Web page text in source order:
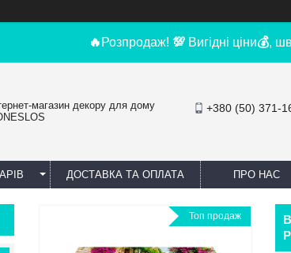
🔥 Розпродаж! 💯 Вигідні ціни💰,
магазин декору для дому
+380 (50) 371-
ДОСТАВКА ТА ОПЛАТА ПРО НАС
Топ продаж